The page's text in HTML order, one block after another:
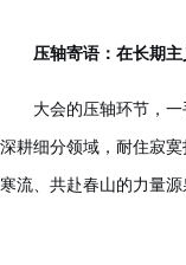
压轴寄语：在长期
大会的压轴环节，
深耕细分领域，耐住寂寞
寒流、共赴春山的力量源